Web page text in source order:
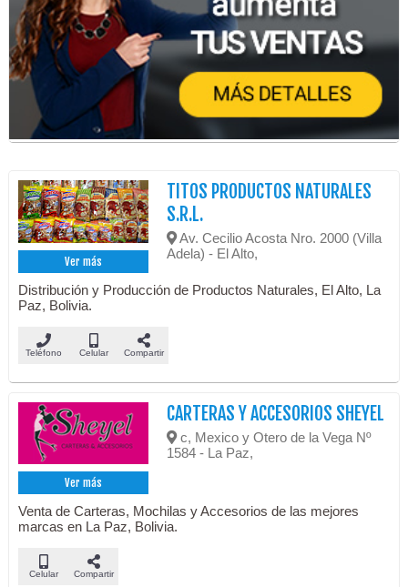
Ver más
TITOS PRODUCTOS NATURALES
S.R.L.
Av. Cecilio Acosta Nro. 2000 (Villa
Adela) - El Alto,
Distribución y Producción de Productos Naturales, El Alto, La
Paz, Bolivia.
Teléfono Celular Compartir
Ver más
CARTERAS Y ACCESORIOS SHEYEL
c, Mexico y Otero de la Vega Nº
1584 - La Paz,
Venta de Carteras, Mochilas y Accesorios de las mejores
marcas en La Paz, Bolivia.
Celular Compartir